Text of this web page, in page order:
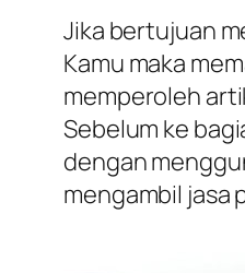
Jika bertujuan
Kamu maka
memperoleh
Sebelum ke
dengan
mengambil jasa